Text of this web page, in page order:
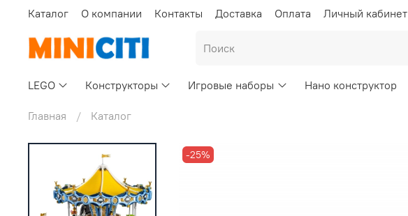
Каталог О компании Контакты Доставка Оплата Личный кабинет
LEGO Конструкторы Игровые наборы Нано конструктор
Главная Каталог
-25%